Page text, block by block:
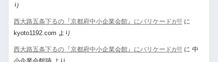
り
西大路五条下るの『京都府中小企業会館』にバリケードが!! に
kyoto1192.com より
西大路五条下るの『京都府中小企業会館』にバリケードが!! に 中